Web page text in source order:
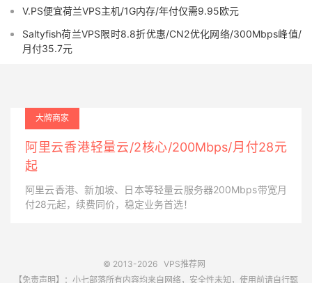
V.PS便宜荷兰VPS主机/1G内存/年付仅需9.95欧元
Saltyfish荷兰VPS限时8.8折优惠/CN2优化网络/300Mbps峰值/
月付35.7元
大牌商家
阿里云香港轻量云/2核心/200Mbps/月付28元
起
阿里云香港、新加坡、日本等轻量云服务器200Mbps带宽月
付28元起，续费同价，稳定业务首选！
© 2013-2026 VPS推荐网
【免责声明】：小七部落所有内容均来自网络，安全性未知，使用前请自行甄